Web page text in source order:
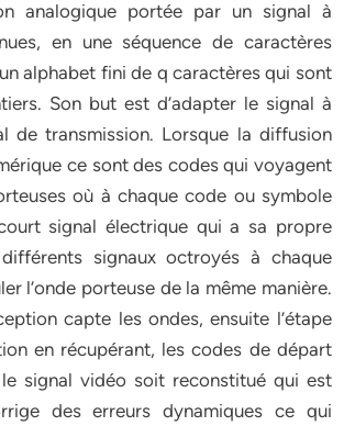
analogique portée par un signal à
en une séquence de caractères
alphabet fini de q caractères qui sont
Son but est d’adapter le signal à
de transmission. Lorsque la diffusion
ce sont des codes qui voyagent
où à chaque code ou symbole
signal électrique qui a sa propre
signaux octroyés à chaque
l’onde porteuse de la même manière.
capte les ondes, ensuite l’étape
en récupérant, les codes de départ
signal vidéo soit reconstitué qui est
des erreurs dynamiques ce qui